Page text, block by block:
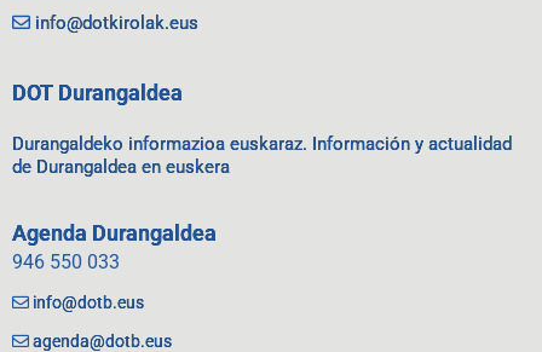
info@dotkirolak.eus
DOT Durangaldea
Durangaldeko informazioa euskaraz. Información y actualidad
de Durangaldea en euskera
Agenda Durangaldea
946 550 033
info@dotb.eus
agenda@dotb.eus